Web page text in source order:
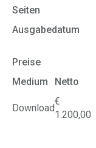
Seiten
Ausgabedatum
Preise
Medium
Netto
Download
€
1.200,00